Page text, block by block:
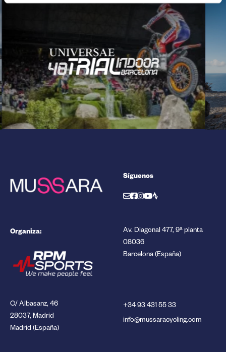
Síguenos
Organiza:
Av. Diagonal 477, 9ª planta
08036
Barcelona (España)
C/ Albasanz, 46
28037, Madrid
Madrid (España)
+34 93 431 55 33
info@mussaracycling.com